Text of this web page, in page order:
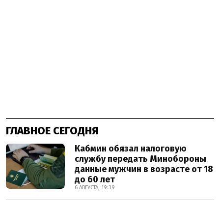
ГЛАВНОЕ СЕГОДНЯ
Кабмин обязал налоговую
службу передать Минобороны
данные мужчин в возрасте от 18
до 60 лет
6 АВГУСТА, 19:39